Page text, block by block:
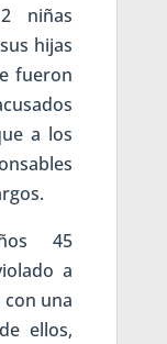
niñas
hijas
fueron
a los
45
a
una
ellos,